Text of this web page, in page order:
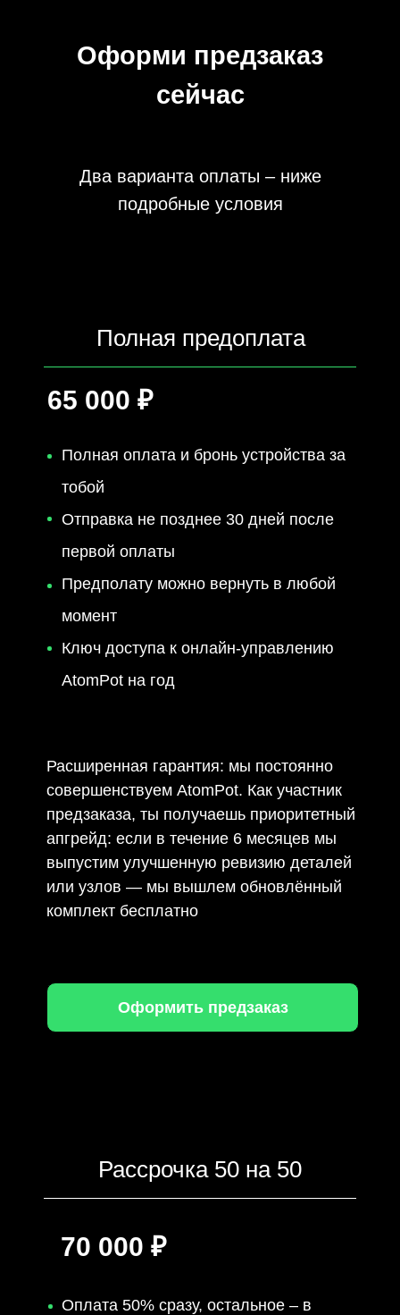
Полная предоплата
Расширенная гарантия: мы постоянно
совершенствуем AtomPot. Как участник
предзаказа, ты получаешь приоритетный
апгрейд: если в течение 6 месяцев мы
выпустим улучшенную ревизию деталей
или узлов — мы вышлем обновлённый
комплект бесплатно
Полная оплата и бронь устройства за
тобой
Отправка не позднее 30 дней после
первой оплаты
Предполату можно вернуть в любой
момент
Ключ доступа к онлайн-управлению
AtomPot на год
65 000 ₽
Оформить предзаказ
Рассрочка 50 на 50
Оплата 50% сразу, остальное – в
70 000 ₽
Два варианта оплаты – ниже
подробные условия
Оформи предзаказ
сейчас